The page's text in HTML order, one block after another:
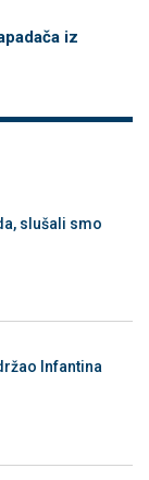
iz
slušali smo
Infantina